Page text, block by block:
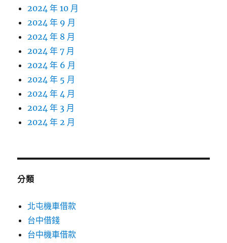
2024 年 10 月
2024 年 9 月
2024 年 8 月
2024 年 7 月
2024 年 6 月
2024 年 5 月
2024 年 4 月
2024 年 3 月
2024 年 2 月
分類
北屯機車借款
台中借錢
台中機車借款